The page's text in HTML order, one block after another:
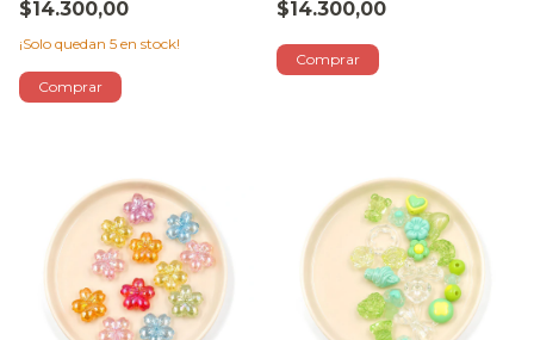
$14.300,00
¡Solo quedan 5 en stock!
$14.300,00